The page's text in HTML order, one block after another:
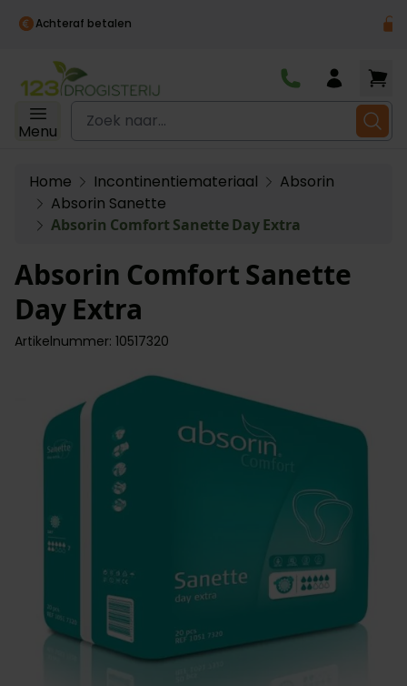
Ga naar de inhoud
Menu
Zoek naar...
Home Incontinentiemateriaal
Absorin
Absorin Sanette
Absorin Comfort Sanette Day Extra
Absorin Comfort Sanette
Day Extra
Artikelnummer: 10517320